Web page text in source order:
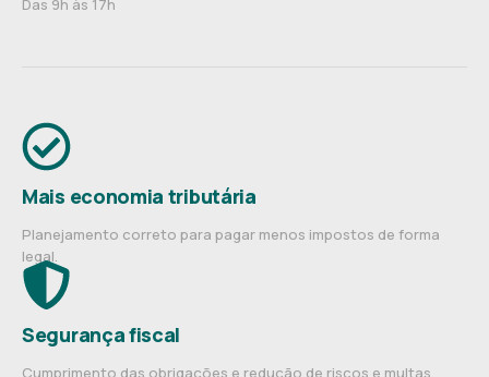
Das 9h às 17h
Mais economia tributária
Planejamento correto para pagar menos impostos de forma
legal.
Segurança fiscal
Cumprimento das obrigações e redução de riscos e multas.